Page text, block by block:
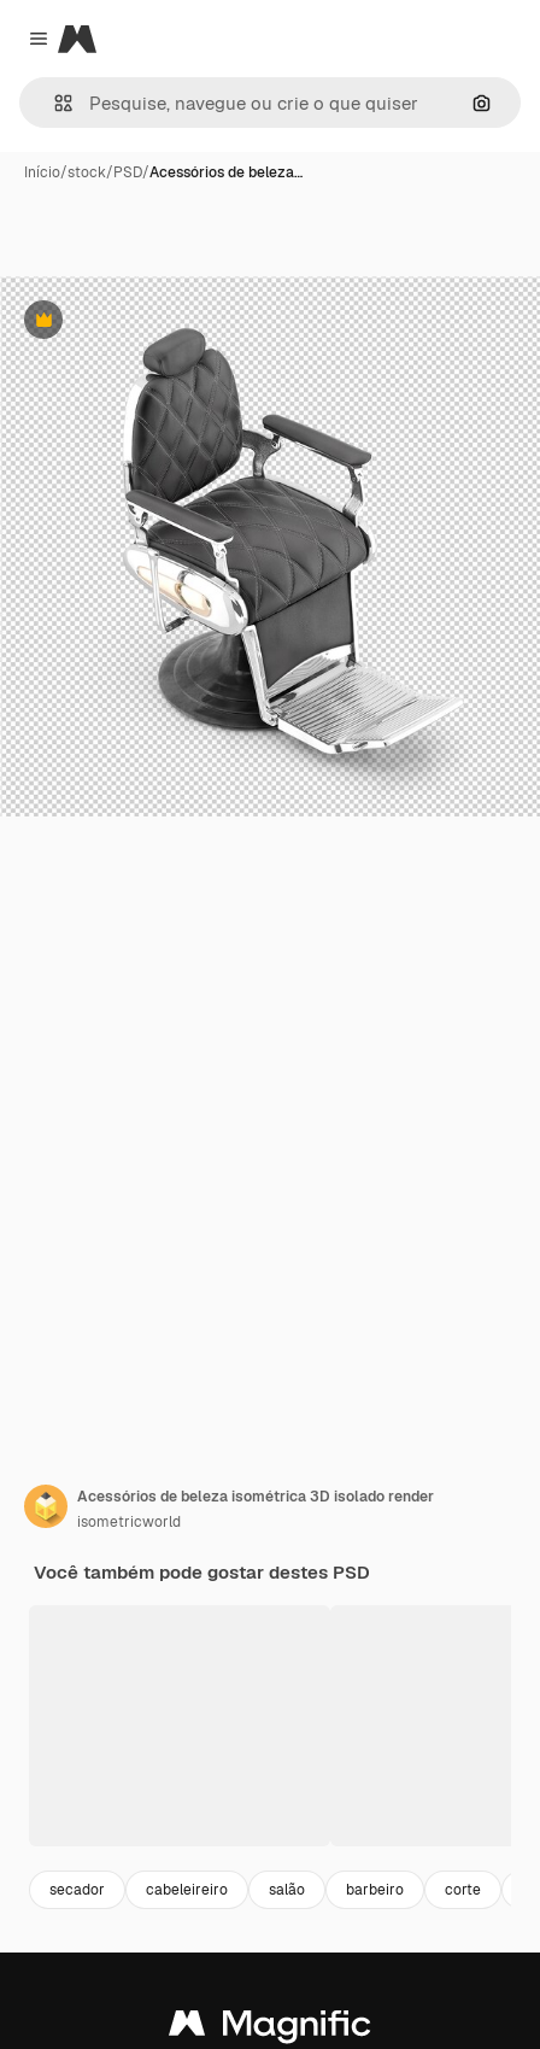
Close menu
Magnific
Início/stock/PSD/Acessórios de beleza…
Premium
Acessórios de beleza isométrica 3D isolado render
isometricworld
Você também pode gostar destes PSD
secador cabeleireiro salão barbeiro corte